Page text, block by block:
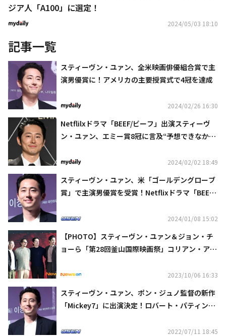
ジア人「A100」に選定！
2024/05/03 18:10
記事一覧
スティーヴン・ユァン、全米映画俳優組合賞で主
演男優賞に！アメリカの主要授賞式で4冠を達成
2024/02/26 16:30
Netflilxドラマ「BEEF/ビーフ」出演スティーヴ
ン・ユァン、エミー賞8冠に言及“予想できなかっ
2024/02/02 18:49
スティーヴン・ユァン、米「ゴールデングローブ
賞」で主演男優賞を受賞！Netflixドラマ「BEE
2024/01/08 15:02
【PHOTO】スティーヴン・ユァン＆ジョン・チ
ョーら「第28回釜山国際映画祭」コリアン・アメ
2023/10/06 16:33
スティーヴン・ユァン、ポン・ジュノ監督の新作
「Mickey7」に出演決定！ロバート・パティンソ
2022/07/11 18:45